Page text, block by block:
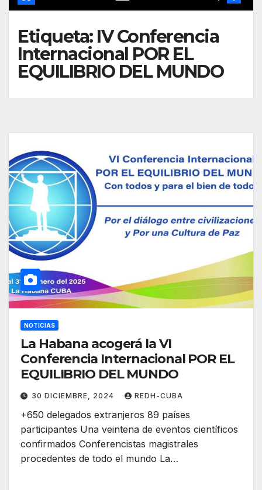
Etiqueta: IV Conferencia
Internacional POR EL
EQUILIBRIO DEL MUNDO
NOTICIAS
La Habana acogerá la VI
Conferencia Internacional POR EL
EQUILIBRIO DEL MUNDO
30 DICIEMBRE, 2024 REDH-CUBA
+650 delegados extranjeros 89 países
participantes Una veintena de eventos científicos
confirmados Conferencistas magistrales
procedentes de todo el mundo La…